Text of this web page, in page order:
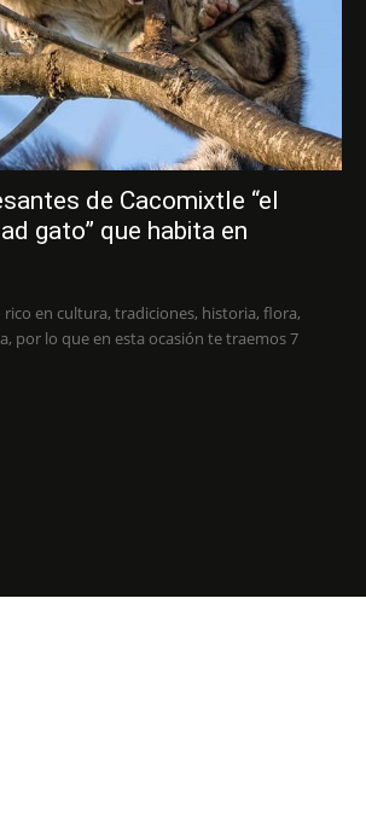
de Cacomixtle “el
gato” que habita en
rico en cultura, tradiciones, historia, flora,
por lo que en esta ocasión te traemos 7